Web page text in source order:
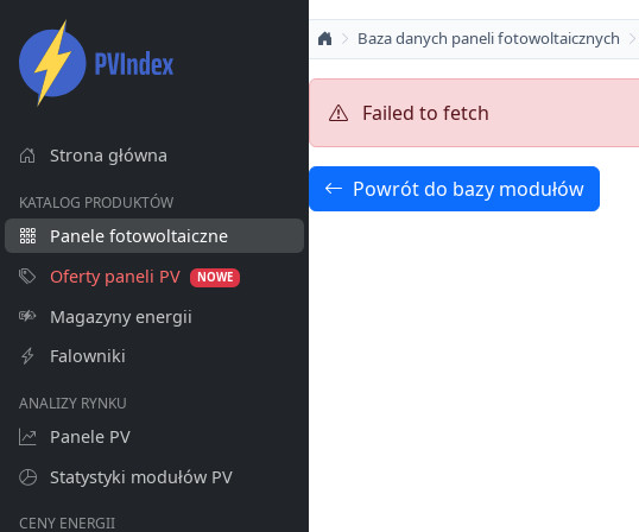
Strona główna
KATALOG PRODUKTÓW
Panele fotowoltaiczne
Oferty paneli PV
NOWE
Magazyny energii
Falowniki
ANALIZY RYNKU
Panele PV
Statystyki modułów PV
CENY ENERGII
Baza danych paneli fotowoltaicznych
Failed to fetch
Powrót do bazy modułów